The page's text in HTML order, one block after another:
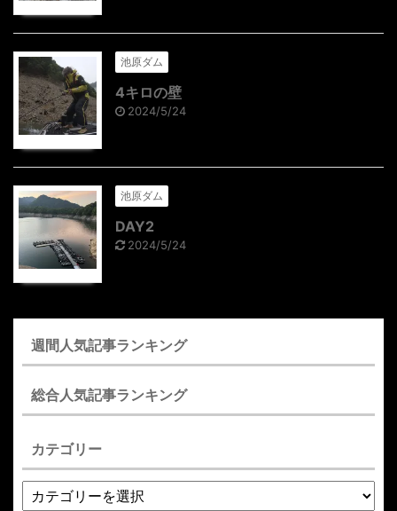
池原ダム
4キロの壁
2024/5/24
池原ダム
DAY2
2024/5/24
週間人気記事ランキング
総合人気記事ランキング
カテゴリー